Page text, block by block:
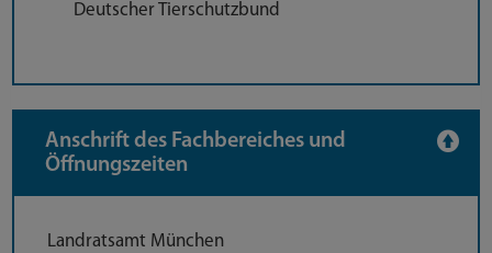
Deutscher Tierschutzbund
Anschrift des Fachbereiches und
Öffnungszeiten
Anschrift
Landratsamt München